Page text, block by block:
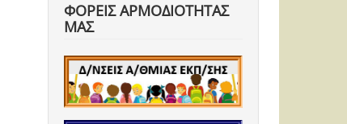
ΦΟΡΕΙΣ ΑΡΜΟΔΙΟΤΗΤΑΣ
ΜΑΣ